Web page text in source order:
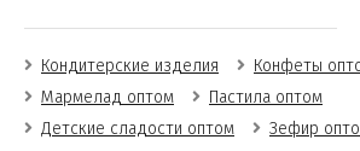
Кондитерские изделия
Конфеты
Мармелад оптом
Пастила оптом
Детские сладости оптом
Зефир